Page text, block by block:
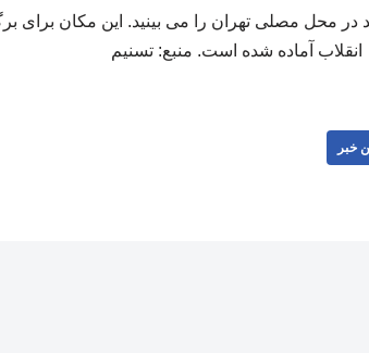
در محل مصلی تهران را می بینید. این مکان برای
انقلاب آماده شده است. منبع: تسنیم
خبر